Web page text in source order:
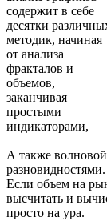
содержит в себе
десятки
методик, начиная
от анализа
фракталов и
объемов,
заканчивая
простыми
индикаторами,
А также
разновидностями.
Если объем на
высчитать и
просто на ура.